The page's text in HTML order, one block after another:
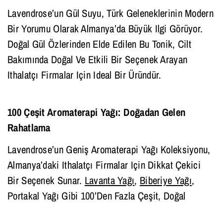
Lavendrose’un Gül Suyu, Türk Geleneklerinin Modern
Bir Yorumu Olarak Almanya’da Büyük Ilgi Görüyor.
Doğal Gül Özlerinden Elde Edilen Bu Tonik, Cilt
Bakımında Doğal Ve Etkili Bir Seçenek Arayan
Ithalatçı Firmalar Için Ideal Bir Üründür.
100 Çeşit Aromaterapi Yağı: Doğadan Gelen
Rahatlama
Lavendrose’un Geniş Aromaterapi Yağı Koleksiyonu,
Almanya’daki Ithalatçı Firmalar Için Dikkat Çekici
Bir Seçenek Sunar. Lavanta Yağı, Biberiye Yağı,
Portakal Yağı Gibi 100’den Fazla Çeşit, Doğal